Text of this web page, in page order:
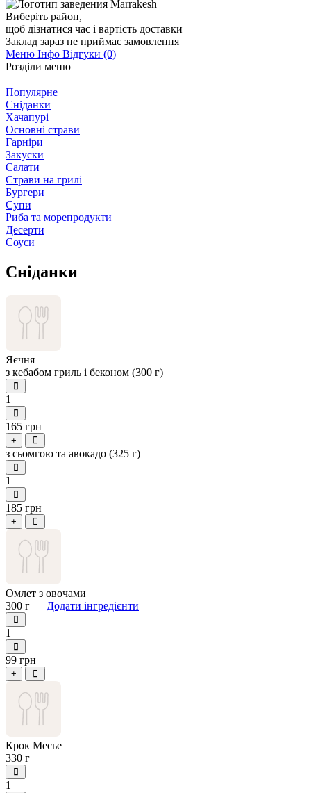
Виберіть район,
щоб дізнатися час і вартість доставки
Заклад зараз не приймає замовлення
Меню Інфо Відгуки (0)
Розділи меню
Популярне
Сніданки
Хачапурі
Основні страви
Гарніри
Закуски
Салати
Страви на грилі
Бургери
Супи
Риба та морепродукти
Десерти
Соуси
Сніданки
Яєчня
з кебабом гриль і беконом (300 г)
1
165 грн
+
з сьомгою та авокадо (325 г)
1
185 грн
+
Омлет з овочами
300 г — Додати інгредієнти
1
99 грн
+
Крок Месье
330 г
1